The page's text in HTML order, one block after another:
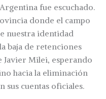
fue escuchado.
donde el campo
nuestra identidad
baja de retenciones
Javier Milei, esperando
hacia la eliminación
sus cuentas oficiales.